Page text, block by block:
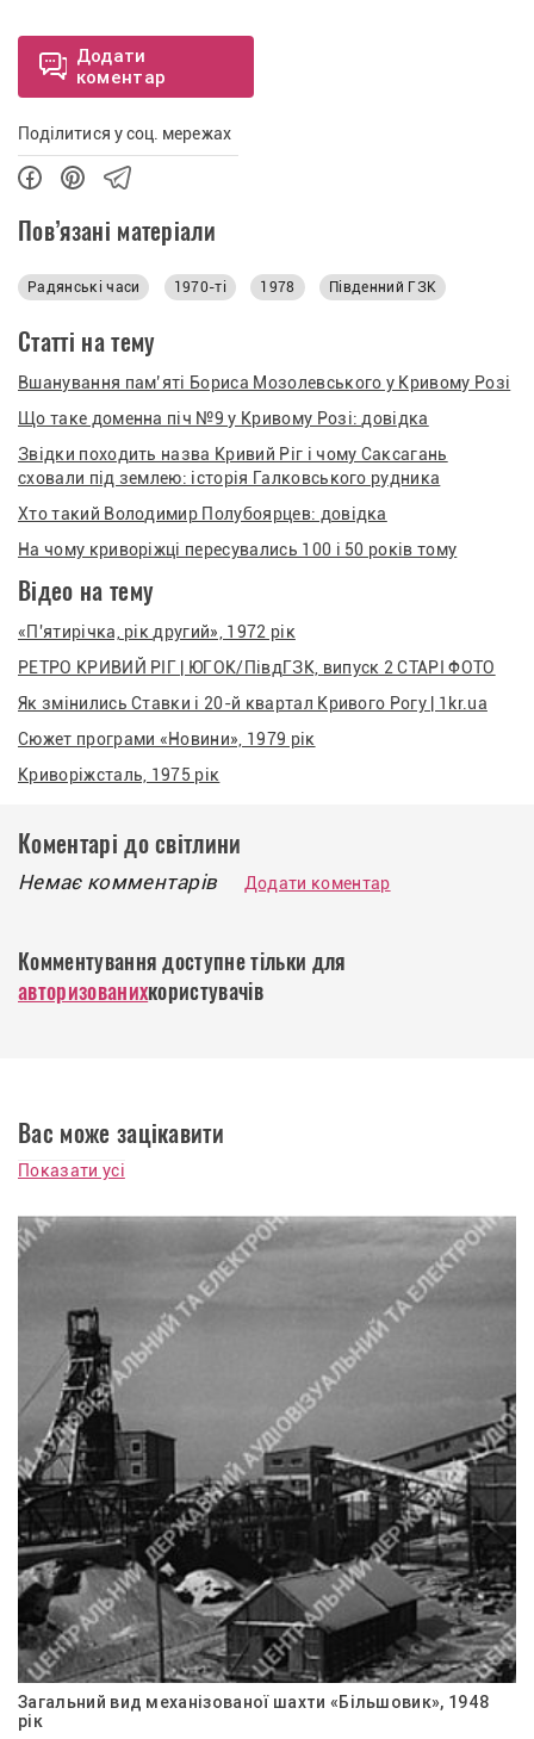
Додати
коментар
Поділитися у соц. мережах
Пов’язані матеріали
Радянські часи 1970-ті 1978 Південний ГЗК
Статті на тему
Вшанування пам’яті Бориса Мозолевського у Кривому Розі
Що таке доменна піч №9 у Кривому Розі: довідка
Звідки походить назва Кривий Ріг і чому Саксагань
сховали під землею: історія Галковського рудника
Хто такий Володимир Полубоярцев: довідка
На чому криворіжці пересувались 100 і 50 років тому
Відео на тему
«П'ятирічка, рік другий», 1972 рік
РЕТРО КРИВИЙ РІГ | ЮГОК/ПівдГЗК, випуск 2 СТАРІ ФОТО
Як змінились Ставки і 20-й квартал Кривого Рогу | 1kr.ua
Сюжет програми «Новини», 1979 рік
Криворіжсталь, 1975 рік
Коментарі до світлини
Немає комментарів Додати коментар
Комментування доступне тільки для
авторизованихкористувачів
Вас може зацікавити
Показати усі
Загальний вид механізованої шахти «Більшовик», 1948
рік